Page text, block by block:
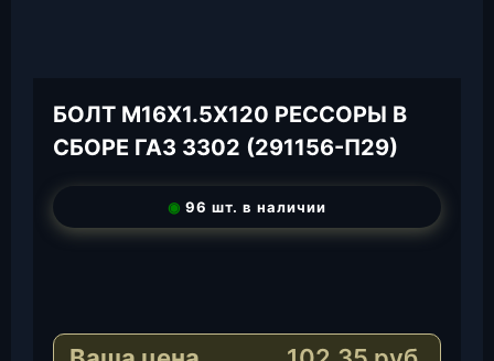
БОЛТ М16Х1.5Х120 РЕССОРЫ В
СБОРЕ ГАЗ 3302 (291156-П29)
◉ 96 шт. в наличии
ea